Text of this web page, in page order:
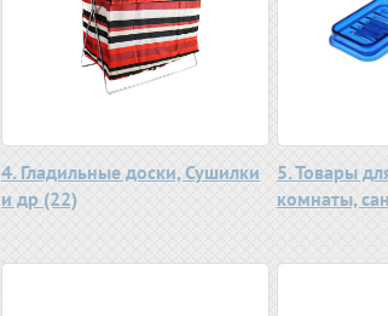
4. Гладильные доски, Сушилки
и др (22)
5. Товары
комнаты,